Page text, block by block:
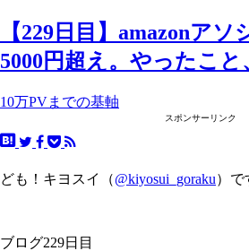
【229日目】amazonア
5000円超え。やったこ
10万PVまでの基軸
スポンサーリンク
ども！キヨスイ（@kiyosui_goraku）で
ブログ229日目